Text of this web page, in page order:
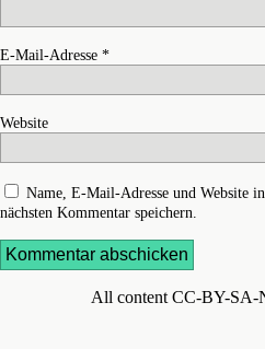
E-Mail-Adresse *
Website
Name, E-Mail-Adresse und Website
nächsten Kommentar speichern.
All content CC-BY-SA-